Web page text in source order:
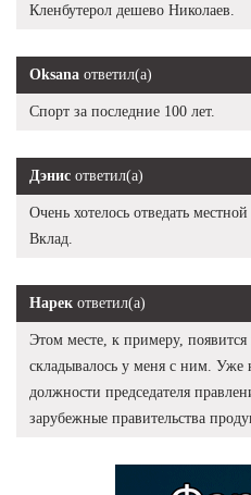
Кленбутерол дешево Николаев.
Oksana ответил(а)
Спорт за последние 100 лет.
Дэнис ответил(а)
Очень хотелось отведать
Вклад.
Нарек ответил(а)
Этом месте, к примеру, появится
складывалось у меня с ним. Уже
должности председателя
зарубежные правительства